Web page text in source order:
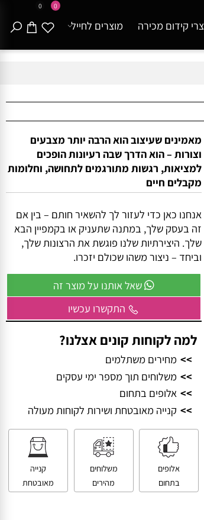
0 0
קידום מכירה מוצרים לחייל
מאמינים שעיצוב הוא הרבה יותר מצבעים
וצורות – הוא הדרך שבה רעיונות הופכים
למציאות, רגשות מתורגמים לתחושה, וחלומות
מקבלים חיים
אנחנו כאן כדי לעזור לך להשאיר חותם – בין אם
זה בעסק שלך, במתנה שתעניק או בקמפיין הבא
שלך. היצירתיות שלנו פוגשת את הרצונות שלך,
שאל אותנו על מוצר זה
התקשרו עכשיו
למה לקוחות קונים אצלנו?
>> מחירים משתלמים
>> משלוחים תוך מספר ימי עסקים
>> אלופים בתחום
>> קנייה מאובטחת ושירות לקוחות מעולה
אלופים
משלוחים
קנייה